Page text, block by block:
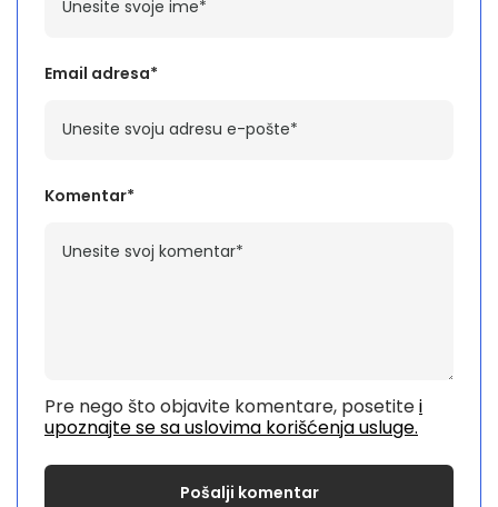
Komentar*
Pre nego što objavite komentare, posetitei
upoznajte se sa uslovima korišćenja usluge.
Email adresa*